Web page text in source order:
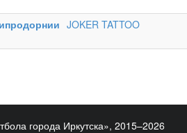
JOKER TATTOO
города Иркутска», 2015–2026